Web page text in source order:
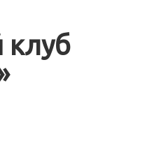
клуб